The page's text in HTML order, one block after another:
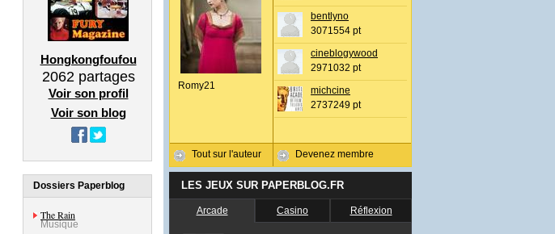
Hongkongfoufou
2062partages
Voir son profil
Voir son blog
Dossiers Paperblog
The Rain
Musique
Romy21
Tout sur l'auteur
bentlyno
3071554 pt
cineblogywood
2971032 pt
michcine
2737249 pt
Devenez membre
LES JEUX SUR PAPERBLOG.FR
Arcade Casino Réflexion